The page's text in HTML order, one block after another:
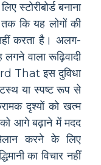
स्टोरीबोर्ड बनाना
कि यह लोगों की
करता है। अलग-
वाला रूढ़िवादी
That इस दुविधा
या स्पष्ट रूप से
दृश्यों को खत्म
आगे बढ़ाने में मदद
करने के लिए
का विचार नहीं